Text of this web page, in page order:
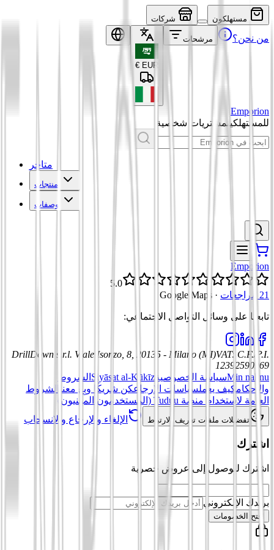
مستهلكون شركات
من نحن؟ مرشحات
EUR
€
Emporion
للمستهلكينمشتريات شخصية
متاجر
منتجات
وصفات
Emporion
5.0
21 مراجعات
·
Google Maps
تابعنا على وسائل التواصل الاجتماعي:
DrillDown s.r.l. Viale Isonzo, 8, 20135 - Milano (MI)VAT: C.F./P.I.
12392590969
Min nahnuسياسة الخصوصية Siyāsat al-Kūkīz الشروط
والأحكامكيف يعملسياسات الإرجاعكن شريكًا وبِع معنا
الشروط
العامة لاستخدام منصة Tuduu (المستخدمون المهنيون)
تفضيلات ملفات تعريف الارتباط الإلغاء والإرجاع والانسحاب
اشترك
اشترك للوصول إلى عروض حصرية
بريدك الإلكتروني
افتح الخصومات